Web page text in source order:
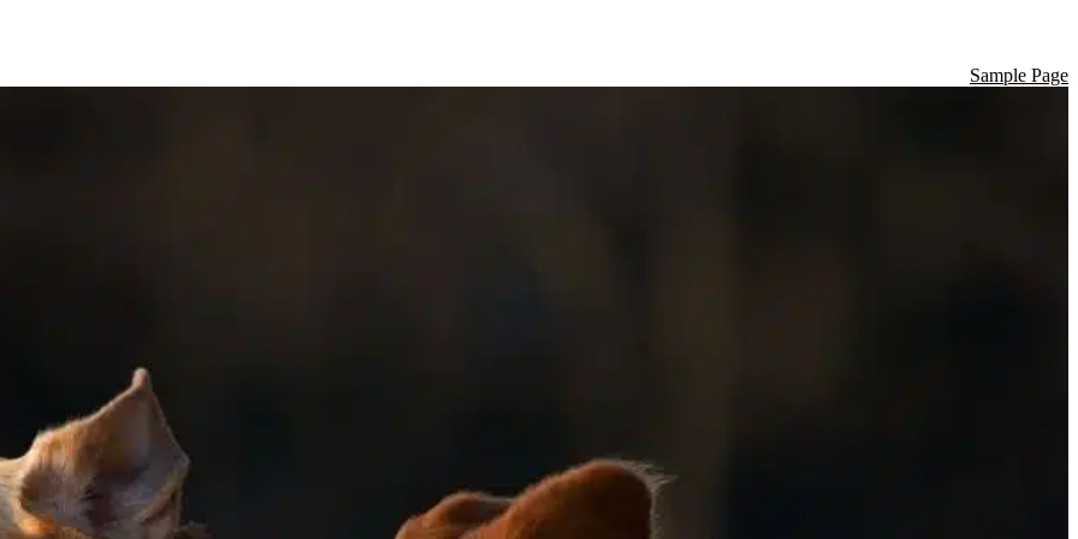
Sample Page